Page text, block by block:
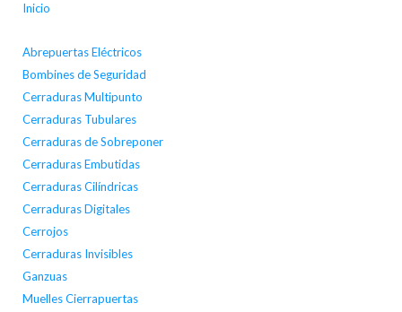
Inicio
Abrepuertas Eléctricos
Bombines de Seguridad
Cerraduras Multipunto
Cerraduras Tubulares
Cerraduras de Sobreponer
Cerraduras Embutidas
Cerraduras Cilíndricas
Cerraduras Digitales
Cerrojos
Cerraduras Invisibles
Ganzuas
Muelles Cierrapuertas